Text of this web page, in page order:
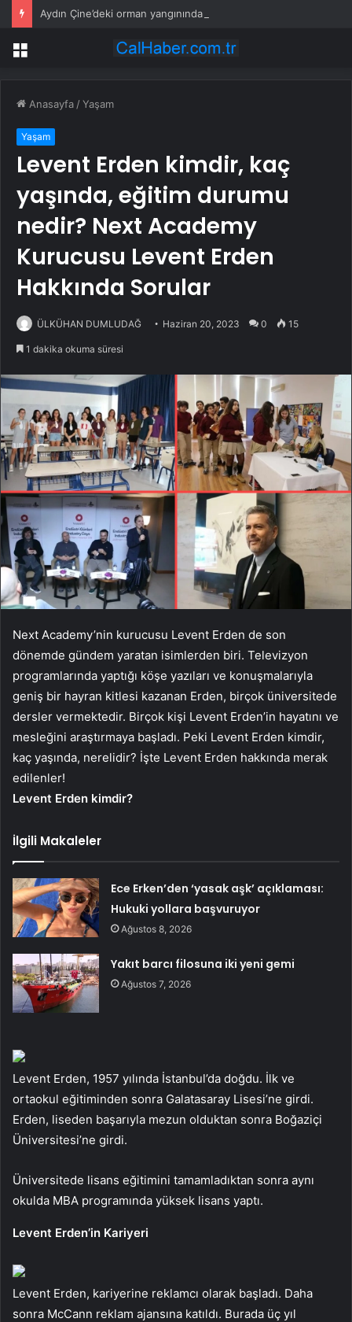
Menü
Anasayfa /Yaşam
Yaşam
Levent Erden kimdir, kaç
yaşında, eğitim durumu
nedir? Next Academy
Kurucusu Levent Erden
Hakkında Sorular
ÜLKÜHAN DUMLUDAĞ Haziran 20, 2023 0 15
1 dakika okuma süresi
Next Academy’nin kurucusu Levent Erden de son
dönemde gündem yaratan isimlerden biri. Televizyon
programlarında yaptığı köşe yazıları ve konuşmalarıyla
geniş bir hayran kitlesi kazanan Erden, birçok üniversitede
dersler vermektedir. Birçok kişi Levent Erden’in hayatını ve
mesleğini araştırmaya başladı. Peki Levent Erden kimdir,
kaç yaşında, nerelidir? İşte Levent Erden hakkında merak
edilenler!
Levent Erden kimdir?
İlgili Makaleler
Ece Erken’den ‘yasak aşk’ açıklaması:
Hukuki yollara başvuruyor
Ağustos 8, 2026
Yakıt barcı filosuna iki yeni gemi
Ağustos 7, 2026
Levent Erden, 1957 yılında İstanbul’da doğdu. İlk ve
ortaokul eğitiminden sonra Galatasaray Lisesi’ne girdi.
Erden, liseden başarıyla mezun olduktan sonra Boğaziçi
Üniversitesi’ne girdi.
Üniversitede lisans eğitimini tamamladıktan sonra aynı
okulda MBA programında yüksek lisans yaptı.
Levent Erden’in Kariyeri
Levent Erden, kariyerine reklamcı olarak başladı. Daha
sonra McCann reklam ajansına katıldı. Burada üç yıl